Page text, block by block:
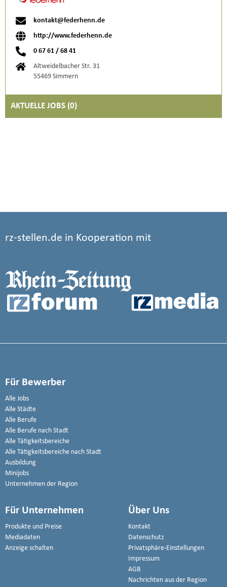
kontakt@federhenn.de
http://www.federhenn.de
0 67 61 / 68 41
Altweidelbacher Str. 31
55469 Simmern
AKTUELLE JOBS (0)
rz-stellen.de in Kooperation mit
Für Bewerber
Alle Jobs
Alle Städte
Alle Berufe
Alle Berufe nach Stadt
Alle Tätigkeitsbereiche
Alle Tätigkeitsbereiche nach Stadt
Ausbildung
Minijobs
Unternehmen der Region
Für Unternehmen
Produkte und Preise
Mediadaten
Anzeige schalten
Über Uns
Kontakt
Datenschutz
Privatsphäre-Einstellungen
Impressum
AGB
Nachrichten aus der Region